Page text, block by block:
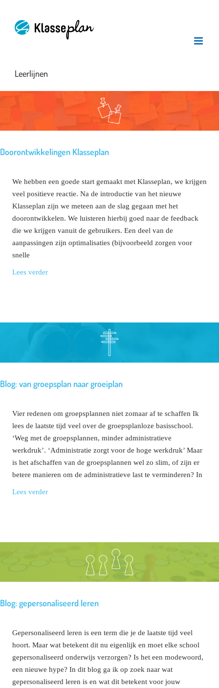
inhoud
Leerlijnen
Doorontwikkelingen Klasseplan
We hebben een goede start gemaakt met Klasseplan, we krijgen
veel positieve reactie. Na de introductie van het nieuwe
Klasseplan zijn we meteen aan de slag gegaan met het
doorontwikkelen. We luisteren hierbij goed naar de feedback
die we krijgen vanuit de gebruikers. Een deel van de
aanpassingen zijn optimalisaties (bijvoorbeeld zorgen voor
snelle
Lees verder
Blog: van groepsplan naar groeiplan
Vier redenen om groepsplannen niet zomaar af te schaffen Ik
lees de laatste tijd veel over de groepsplanloze basisschool.
‘Weg met de groepsplannen, minder administratieve
werkdruk’. ‘Administratie zorgt voor de hoge werkdruk’ Maar
is het afschaffen van de groepsplannen wel zo slim, of zijn er
betere manieren om de administratieve last te verminderen? In
Lees verder
Blog: gepersonaliseerd leren
Gepersonaliseerd leren is een term die je de laatste tijd veel
hoort. Maar wat betekent dit nu eigenlijk en moet elke school
gepersonaliseerd onderwijs verzorgen? Is het een modewoord,
een nieuwe hype? In dit blog ga ik op zoek naar wat
gepersonaliseerd leren is en wat dit betekent voor jouw